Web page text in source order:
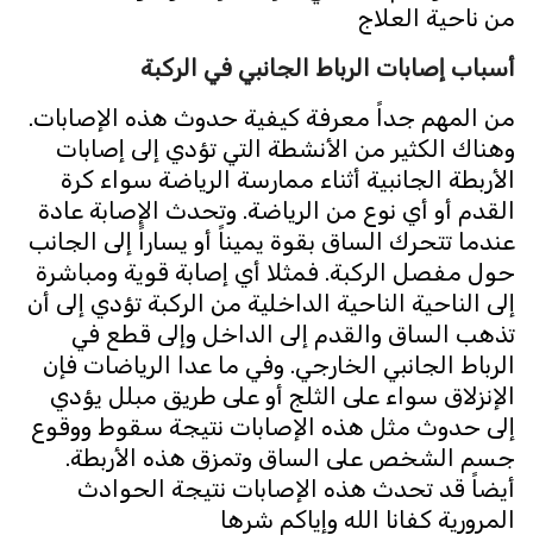
من ناحية العلاج
أسباب إصابات الرباط الجانبي في الركبة
من المهم جداً معرفة كيفية حدوث هذه الإصابات.
وهناك الكثير من الأنشطة التي تؤدي إلى إصابات
الأربطة الجانبية أثناء ممارسة الرياضة سواء كرة
القدم أو أي نوع من الرياضة. وتحدث الإصابة عادة
عندما تتحرك الساق بقوة يميناً أو يساراً إلى الجانب
حول مفصل الركبة. فمثلا أي إصابة قوية ومباشرة
إلى الناحية الناحية الداخلية من الركبة تؤدي إلى أن
تذهب الساق والقدم إلى الداخل وإلى قطع في
الرباط الجانبي الخارجي. وفي ما عدا الرياضات فإن
الإنزلاق سواء على الثلج أو على طريق مبلل يؤدي
إلى حدوث مثل هذه الإصابات نتيجة سقوط ووقوع
جسم الشخص على الساق وتمزق هذه الأربطة.
أيضاً قد تحدث هذه الإصابات نتيجة الحوادث
المرورية كفانا الله وإياكم شرها